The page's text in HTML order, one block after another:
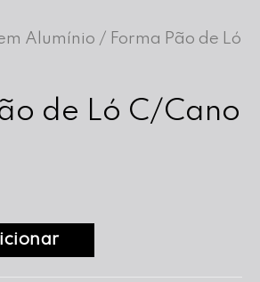
Alumínio / Forma Pão de Ló
de Ló C/Cano